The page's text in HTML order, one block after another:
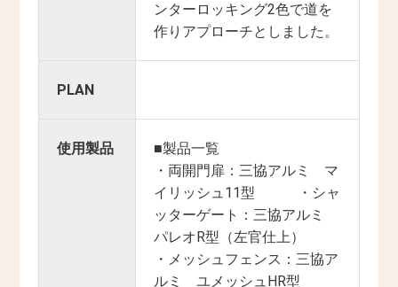
ンターロッキング2色で道を
作りアプローチとしました。
PLAN
使用製品
■製品一覧
・両開門扉：三協アルミ マ
イリッシュ11型 ・シャ
ッターゲート：三協アルミ
パレオR型（左官仕上）
・メッシュフェンス：三協ア
ルミ ユメッシュHR型